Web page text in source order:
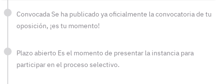
Convocada Se ha publicado ya oficialmente la convocatoria de tu
oposición, ¡es tu momento!
Plazo abierto Es el momento de presentar la instancia para
participar en el proceso selectivo.